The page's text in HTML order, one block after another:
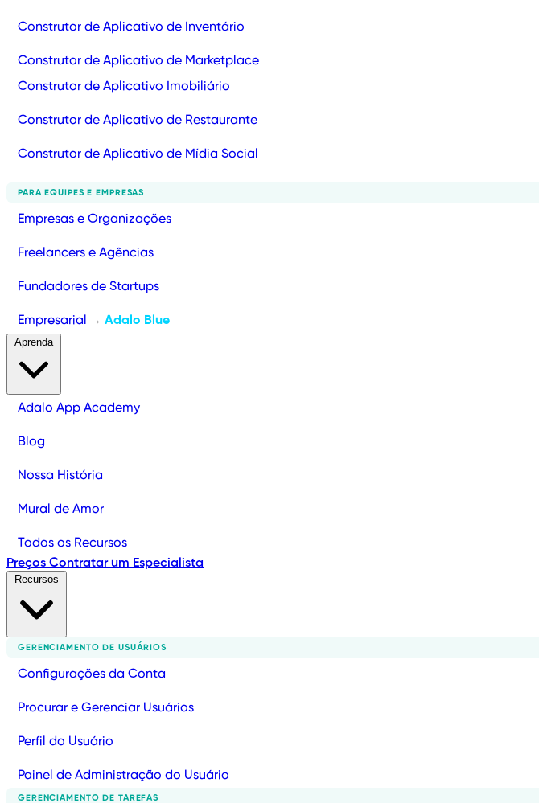
Construtor de Aplicativo de Inventário
Construtor de Aplicativo de Marketplace
Construtor de Aplicativo Imobiliário
Construtor de Aplicativo de Restaurante
Construtor de Aplicativo de Mídia Social
PARA EQUIPES E EMPRESAS
Empresas e Organizações
Freelancers e Agências
Fundadores de Startups
Empresarial → Adalo Blue
Aprenda
Adalo App Academy
Blog
Nossa História
Mural de Amor
Todos os Recursos
Preços Contratar um Especialista
GERENCIAMENTO DE USUÁRIOS
Configurações da Conta
Procurar e Gerenciar Usuários
Perfil do Usuário
Painel de Administração do Usuário
GERENCIAMENTO DE TAREFAS